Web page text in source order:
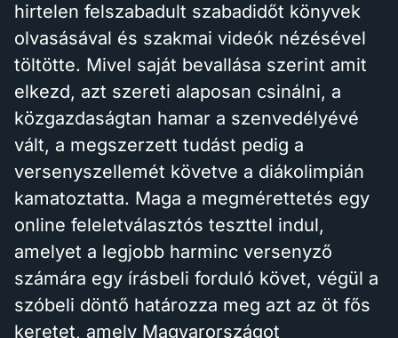
hirtelen felszabadult szabadidőt könyvek
olvasásával és szakmai videók nézésével
töltötte. Mivel saját bevallása szerint amit
elkezd, azt szereti alaposan csinálni, a
közgazdaságtan hamar a szenvedélyévé
vált, a megszerzett tudást pedig a
versenyszellemét követve a diákolimpián
kamatoztatta. Maga a megmérettetés egy
online feleletválasztós teszttel indul,
amelyet a legjobb harminc versenyző
számára egy írásbeli forduló követ, végül a
szóbeli döntő határozza meg azt az öt fős
keretet, amely Magyarországot